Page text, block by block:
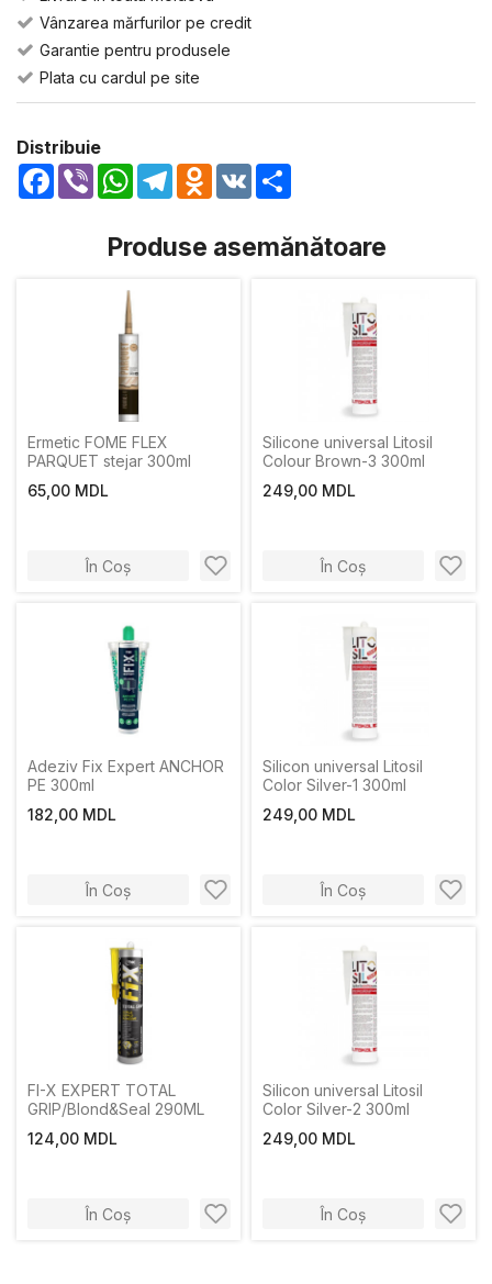
Vânzarea mărfurilor pe credit
Garantie pentru produsele
Plata cu cardul pe site
Distribuie
Facebook
Viber WhatsApp
TelegramOdnoklassniki
VK
Produse asemănătoare
Ermetic FOME FLEX
PARQUET stejar 300ml
65,00 MDL
În Coș
Silicone universal Litosil
Colour Brown-3 300ml
249,00 MDL
În Coș
Adeziv Fix Expert ANCHOR
PE 300ml
182,00 MDL
În Coș
Silicon universal Litosil
Color Silver-1 300ml
249,00 MDL
În Coș
FI-X EXPERT TOTAL
GRIP/Blond&Seal 290ML
124,00 MDL
În Coș
Silicon universal Litosil
Color Silver-2 300ml
249,00 MDL
În Coș